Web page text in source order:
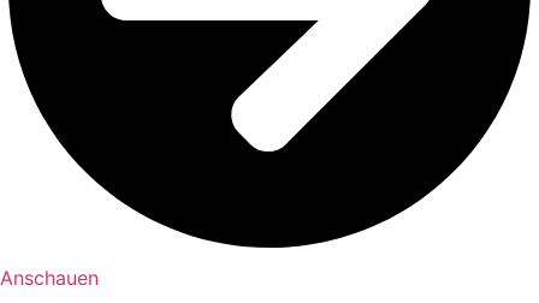
Anschauen